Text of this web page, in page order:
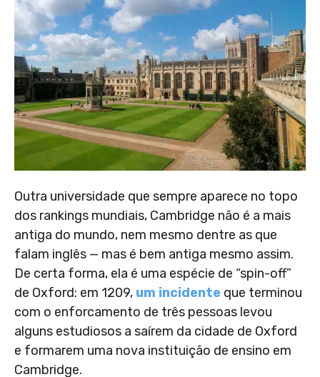
Outra universidade que sempre aparece no topo
dos rankings mundiais, Cambridge não é a mais
antiga do mundo, nem mesmo dentre as que
falam inglês — mas é bem antiga mesmo assim.
De certa forma, ela é uma espécie de “spin-off”
de Oxford: em 1209, um incidente que terminou
com o enforcamento de três pessoas levou
alguns estudiosos a saírem da cidade de Oxford
e formarem uma nova instituição de ensino em
Cambridge.